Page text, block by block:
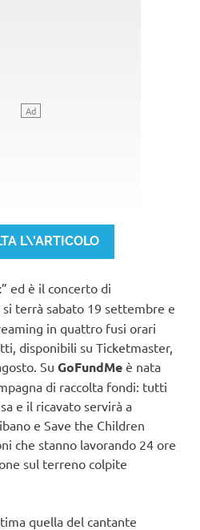
L\'ARTICOLO
” ed è il concerto di
si terrà sabato 19 settembre e
in quattro fusi orari
disponibili su Ticketmaster,
Su GoFundMe è nata
di raccolta fondi: tutti
e il ricavato servirà a
e Save the Children
che stanno lavorando 24 ore
sul terreno colpite
quella del cantante